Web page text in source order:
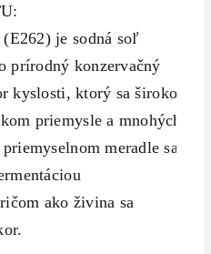
je sodná soľ
prírodný konzervačný
kyslosti, ktorý sa široko
priemysle a mnohých
meradle sa
ako živina sa